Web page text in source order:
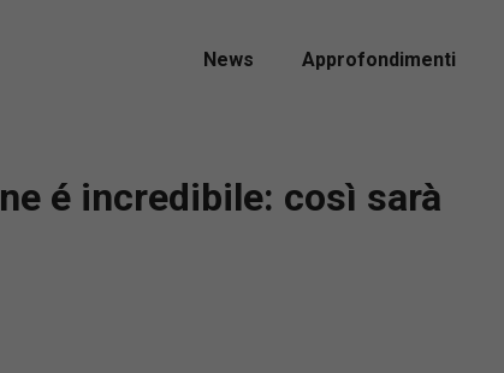
News Approfondimenti
é incredibile: così sarà